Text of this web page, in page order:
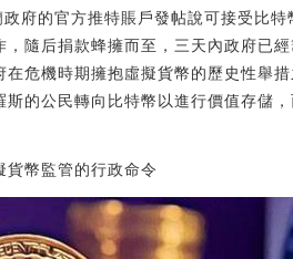
府的官方推特賬戶發帖說可接受比
，隨后捐款蜂擁而至，三天內政府已
在危機時期擁抱虛擬貨幣的歷史性舉
斯的公民轉向比特幣以進行價值存儲
貨幣監管的行政命令